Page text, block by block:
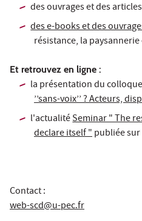
des ouvrages et des
des e-books et des
résistance, la
Et retrouvez en ligne :
la présentation du
’’sans-voix’’ ? Acteurs,
l'actualitéSeminar " The
declare itself "publiée
Contact :
web-scd@u-pec.fr